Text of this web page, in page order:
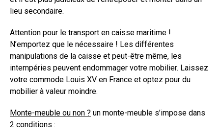
lieu secondaire.
Attention pour le transport en caisse maritime !
N’emportez que le nécessaire ! Les différentes
manipulations de la caisse et peut-être même, les
intempéries peuvent endommager votre mobilier. Laissez
votre commode Louis XV en France et optez pour du
mobilier à valeur moindre.
Monte-meuble ou non ? un monte-meuble s’impose dans
2 conditions :